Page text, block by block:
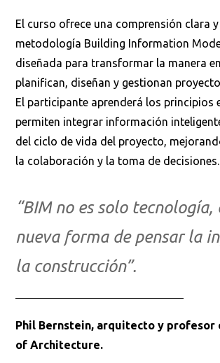
El curso ofrece una comprensión clara
metodología Building Information
diseñada para transformar la manera
planifican, diseñan y gestionan
El participante aprenderá los principios
permiten integrar información
del ciclo de vida del proyecto,
la colaboración y la toma de decisiones.
“BIM no es solo tecnología,
nueva forma de pensar la
la construcción”.
Phil Bernstein, arquitecto y profesor
of Architecture.